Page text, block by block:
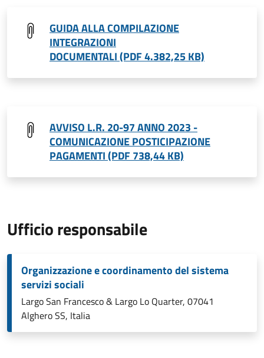
GUIDA ALLA COMPILAZIONE
INTEGRAZIONI
DOCUMENTALI (PDF 4.382,25 KB)
AVVISO L.R. 20-97 ANNO 2023 -
COMUNICAZIONE POSTICIPAZIONE
PAGAMENTI (PDF 738,44 KB)
Ufficio responsabile
Organizzazione e coordinamento del sistema
servizi sociali
Largo San Francesco & Largo Lo Quarter, 07041
Alghero SS, Italia